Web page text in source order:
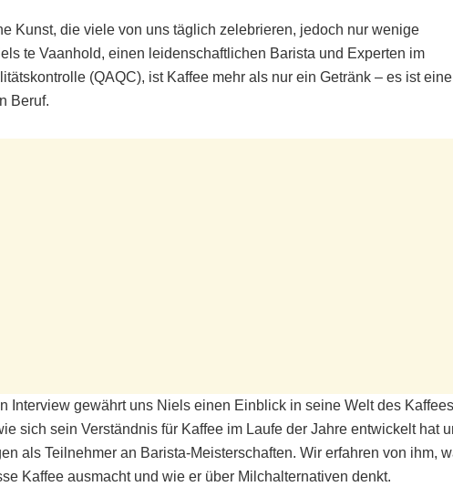
Kunst, die viele von uns täglich zelebrieren, jedoch nur wenige
te Vaanhold, einen leidenschaftlichen Barista und Experten im
(QAQC), ist Kaffee mehr als nur ein Getränk – es ist eine
Beruf.
Interview gewährt uns Niels einen Einblick in seine Welt des
sich sein Verständnis für Kaffee im Laufe der Jahre entwickelt hat
als Teilnehmer an Barista-Meisterschaften. Wir erfahren von ihm,
Kaffee ausmacht und wie er über Milchalternativen denkt.